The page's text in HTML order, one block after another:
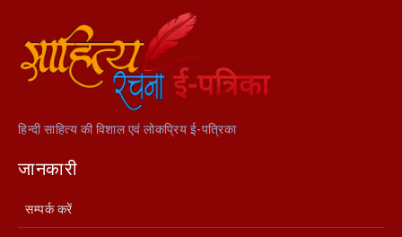
हिन्दी साहित्य की विशाल एवं लोकप्रिय ई-पत्रिका
जानकारी
सम्पर्क करें